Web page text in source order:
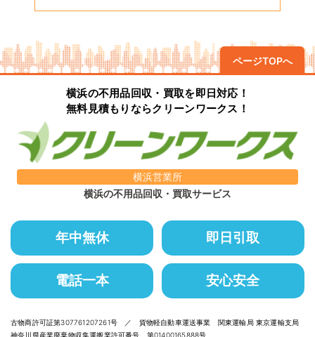
ページTOPへ
横浜の不用品回収・買取を即日対応！
無料見積もりならクリーンワークス！
横浜営業所
横浜の不用品回収・買取サービス
年中無休 即日引取
電話一本 安心安全
古物商許可証第307761207261号 ／ 貨物軽自動車運送事業 関東運輸局 東京運輸支局
神奈川県産業廃棄物収集運搬業許可番号 第01400165888号